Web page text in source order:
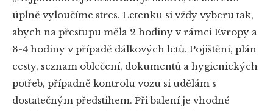
úplně vyloučíme stres. Letenku si vždy vyberu tak,
abych na přestupu měla 2 hodiny v rámci Evropy a
3-4 hodiny v případě dálkových letů. Pojištění, plán
cesty, seznam oblečení, dokumentů a hygienických
potřeb, případně kontrolu vozu si udělám s
dostatečným předstihem. Při balení je vhodné